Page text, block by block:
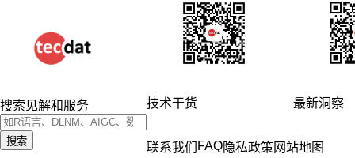
搜索见解和服务
搜索
技术干货 最新洞察
联系我们 FAQ隐私政策 网站地图